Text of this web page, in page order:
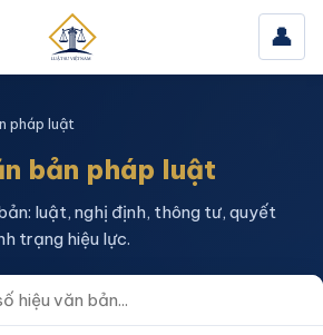
👤
pháp luật
bản pháp luật
luật, nghị định, thông tư, quyết
trạng hiệu lực.